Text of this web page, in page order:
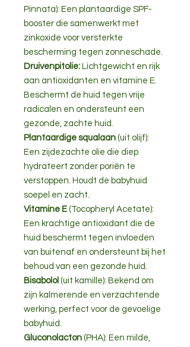
Pinnata): Een plantaardige SPF-
booster die samenwerkt met
zinkoxide voor versterkte
bescherming tegen zonneschade.
Druivenpitolie: Lichtgewicht en rijk
aan antioxidanten en vitamine E.
Beschermt de huid tegen vrije
radicalen en ondersteunt een
gezonde, zachte huid.
Plantaardige squalaan (uit olijf):
Een zijdezachte olie die diep
hydrateert zonder poriën te
verstoppen. Houdt de babyhuid
soepel en zacht.
Vitamine E (Tocopheryl Acetate):
Een krachtige antioxidant die de
huid beschermt tegen invloeden
van buitenaf en ondersteunt bij het
behoud van een gezonde huid.
Bisabolol (uit kamille): Bekend om
zijn kalmerende en verzachtende
werking, perfect voor de gevoelige
babyhuid.
Gluconolacton (PHA): Een milde,